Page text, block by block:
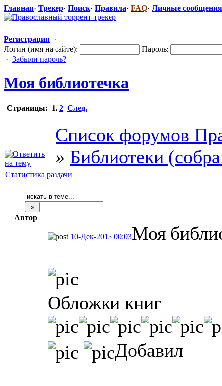
Главная· Трекер· Поиск· Правила· FAQ· Личные сообщения
Регистрация ·
Логин (имя на сайте):
Пароль:
· Забыли пароль?
Моя библиотечка
Страницы: 1, 2 След.
Список форумов
» Библиотеки
Статистика раздачи
Автор
10-Дек-2013 00:03Моя
Обложки книг
Добавил